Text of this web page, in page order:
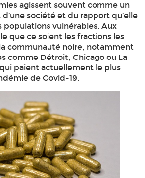
agissent souvent comme un
société et du rapport qu’elle
populations vulnérables. Aux
que ce soient les fractions les
communauté noire, notamment
comme Détroit, Chicago ou La
paient actuellement le plus
de Covid-19.